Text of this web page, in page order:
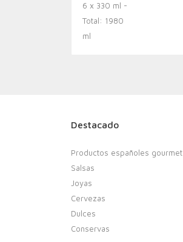
Destacado
Productos españoles gourmet
Salsas
Joyas
Cervezas
Dulces
Conservas